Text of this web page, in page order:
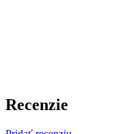
Recenzie